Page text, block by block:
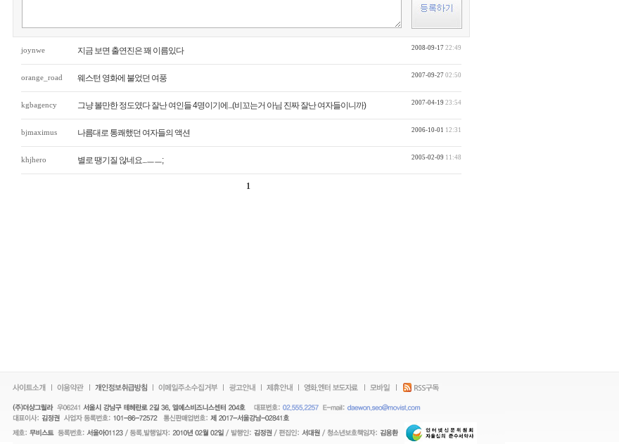
joynwe 지금 보면 출연진은 꽤 이름있다 2008-09-17 22:49
orange_road 웨스턴 영화에 불었던 여풍 2007-09-27 02:50
kgbagency 그냥 볼만한 정도였다 잘난 여인들 4명이기에...(비꼬는거 아님 진짜 잘난 여자들이니까) 2007-04-19 23:54
bjmaximus 나름대로 통쾌했던 여자들의 액션 2006-10-01 12:31
khjhero 별로 땡기질 않네요...ㅡㅡ; 2005-02-09 11:48
1